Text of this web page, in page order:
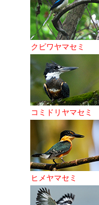
クビワヤマセミ
コミドリヤマセミ
ヒメヤマセミ